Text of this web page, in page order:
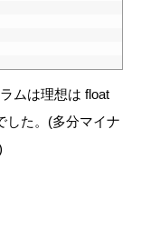
ムは理想は float
した。(多分マイナ